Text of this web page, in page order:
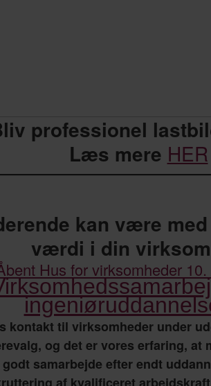
professionel
Læs mere HER
kan være
værdi i din
Hus for virksomheder
kontakt til virksomheder under
og det er vores erfaring, at
samarbejde efter endt